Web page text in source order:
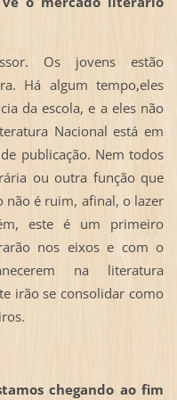
Os jovens estão
Há algum tempo,eles
da escola, e a eles não
Nacional está em
publicação. Nem todos
ou outra função que
não é ruim, afinal, o lazer
este é um primeiro
nos eixos e com o
na literatura
irão se consolidar como
chegando ao fim